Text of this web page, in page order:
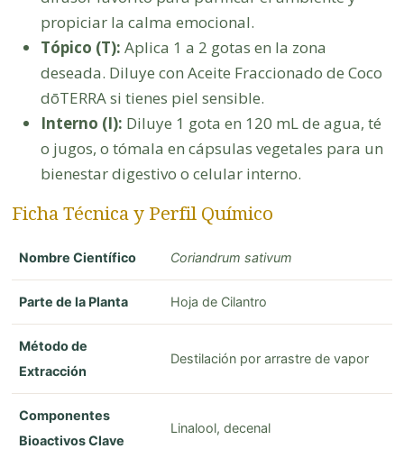
propiciar la calma emocional.
Tópico (T): Aplica 1 a 2 gotas en la zona
deseada. Diluye con Aceite Fraccionado de Coco
dōTERRA si tienes piel sensible.
Interno (I): Diluye 1 gota en 120 mL de agua, té
o jugos, o tómala en cápsulas vegetales para un
bienestar digestivo o celular interno.
Ficha Técnica y Perfil Químico
Nombre Científico Coriandrum sativum
Parte de la Planta Hoja de Cilantro
Método de
Extracción
Destilación por arrastre de vapor
Componentes
Bioactivos Clave
Linalool, decenal